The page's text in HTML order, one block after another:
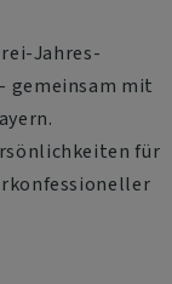
Jahres-
gemeinsam mit
für